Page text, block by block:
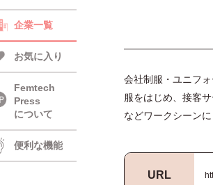
企業一覧
お気に入り
Femtech
Press
について
便利な機能
会社制服・ユニフ
服をはじめ、接客
などワークシーン
URL